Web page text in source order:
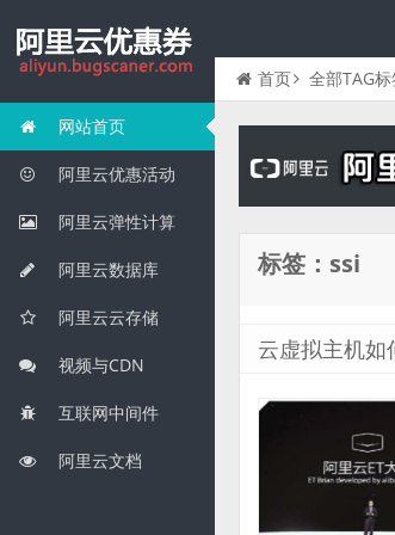
网站首页
阿里云优惠活动
阿里云弹性计算
阿里云数据库
阿里云云存储
视频与CDN
互联网中间件
阿里云文档
首页 全部TAG
标签：ssi
云虚拟主机如